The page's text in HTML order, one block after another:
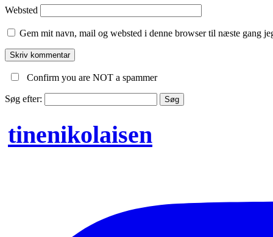
Websted
Gem mit navn, mail og websted i denne browser til næste gang
Confirm you are NOT a spammer
Søg efter:
tinenikolaisen